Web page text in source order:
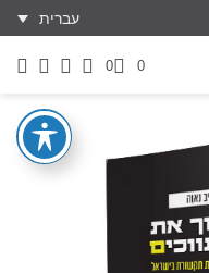
עברית
0
0